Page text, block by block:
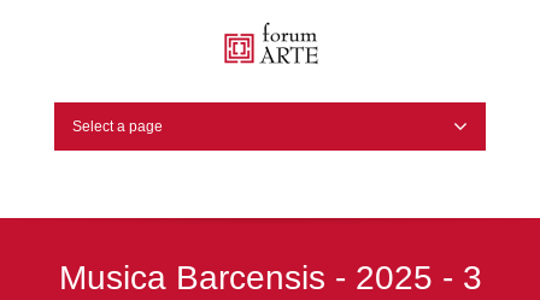
Select a page
Musica Barcensis - 2025 - 3